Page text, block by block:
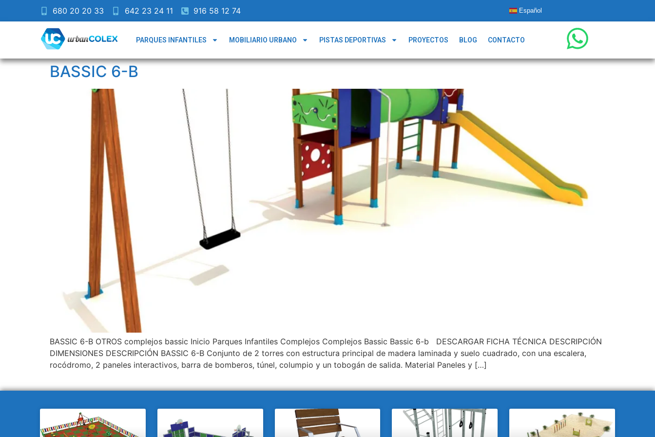
680 20 20 33 642 23 24 11 916 58 12 74 Español
PARQUES INFANTILES MOBILIARIO URBANO PISTAS DEPORTIVAS PROYECTOS BLOG CONTACTO
BASSIC 6-B
BASSIC 6-B OTROS complejos bassic Inicio Parques Infantiles Complejos Complejos Bassic Bassic 6-b DESCARGAR FICHA TÉCNICA DESCRIPCIÓN
DIMENSIONES DESCRIPCIÓN BASSIC 6-B Conjunto de 2 torres con estructura principal de madera laminada y suelo cuadrado, con una escalera,
rocódromo, 2 paneles interactivos, barra de bomberos, túnel, columpio y un tobogán de salida. Material Paneles y […]